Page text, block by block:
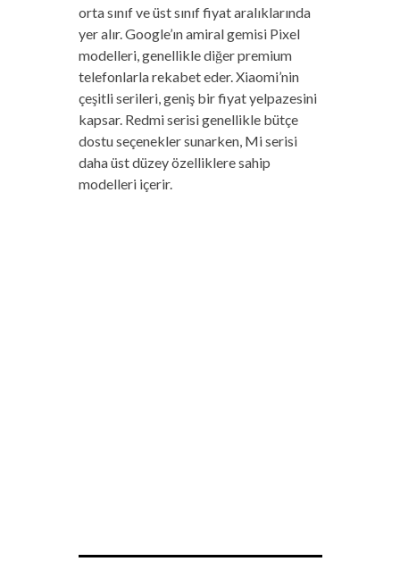
orta sınıf ve üst sınıf fiyat aralıklarında
yer alır. Google’ın amiral gemisi Pixel
modelleri, genellikle diğer premium
telefonlarla rekabet eder. Xiaomi’nin
çeşitli serileri, geniş bir fiyat yelpazesini
kapsar. Redmi serisi genellikle bütçe
dostu seçenekler sunarken, Mi serisi
daha üst düzey özelliklere sahip
modelleri içerir.